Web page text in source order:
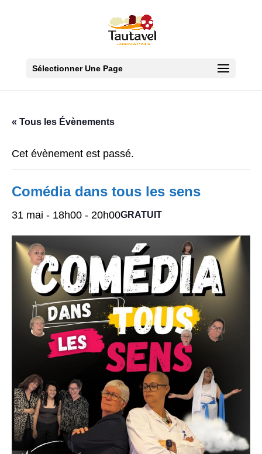
Sélectionner Une Page
« Tous les Évènements
Cet évènement est passé.
Comédia dans tous les sens
31 mai - 18h00 - 20h00GRATUIT